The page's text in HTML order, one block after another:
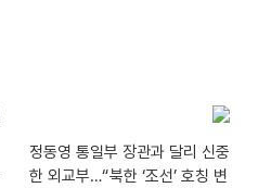
정동영 통일부 장관과 달리 신중
한 외교부…“북한 ‘조선’ 호칭 변